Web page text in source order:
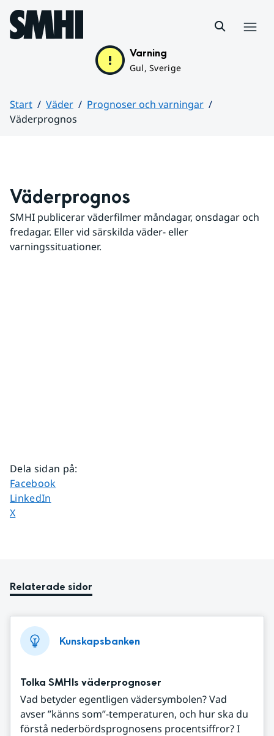
Hoppa till sidans innehåll
Varning
Gul, Sverige
Start Väder
Prognoser och varningar
Väderprognos
Väderprognos
SMHI publicerar väderfilmer måndagar, onsdagar och
fredagar. Eller vid särskilda väder- eller
varningssituationer.
Dela sidan på:
Dela sidan på
Facebook
Dela sidan på
LinkedIn
Dela sidan på
X
Relaterade sidor
Kunskapsbanken
Tolka SMHIs väderprognoser
Vad betyder egentligen vädersymbolen? Vad
avser ”känns som”-temperaturen, och hur ska du
förstå nederbördsprognosens procentsiffror? I